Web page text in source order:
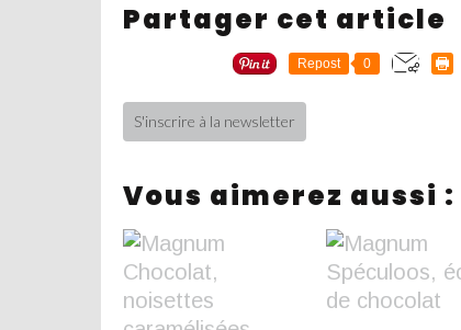
Partager cet article
Repost 0
S'inscrire à la newsletter
Vous aimerez aussi :